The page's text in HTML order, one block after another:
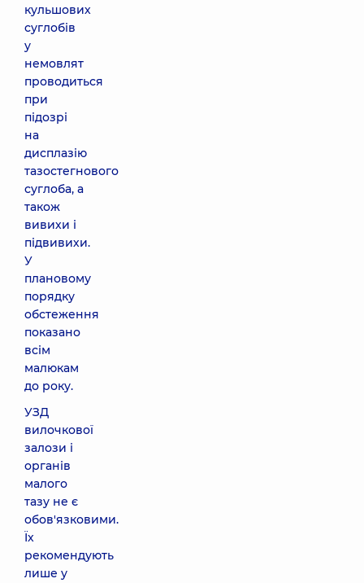
кульшових
суглобів
у
немовлят
проводиться
при
підозрі
на
дисплазію
тазостегнового
суглоба, а
також
вивихи і
підвивихи.
У
плановому
порядку
обстеження
показано
всім
малюкам
до року.
УЗД
вилочкової
залози і
органів
малого
тазу не є
обов'язковими.
Їх
рекомендують
лише у